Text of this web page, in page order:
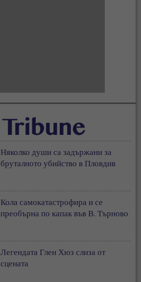
Няколко души са задържани за
бруталното убийство в Пловдив
Кола самокатастрофира и се
преобърна по капак във В. Търново
Легендата Глен Хюз слиза от
сцената